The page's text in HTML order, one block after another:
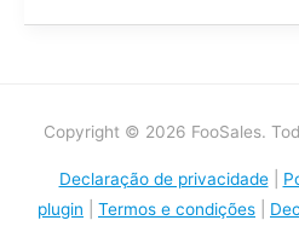
Copyright © 2026 FooSales.
Declaração de privacidade|
plugin
Termos e condições